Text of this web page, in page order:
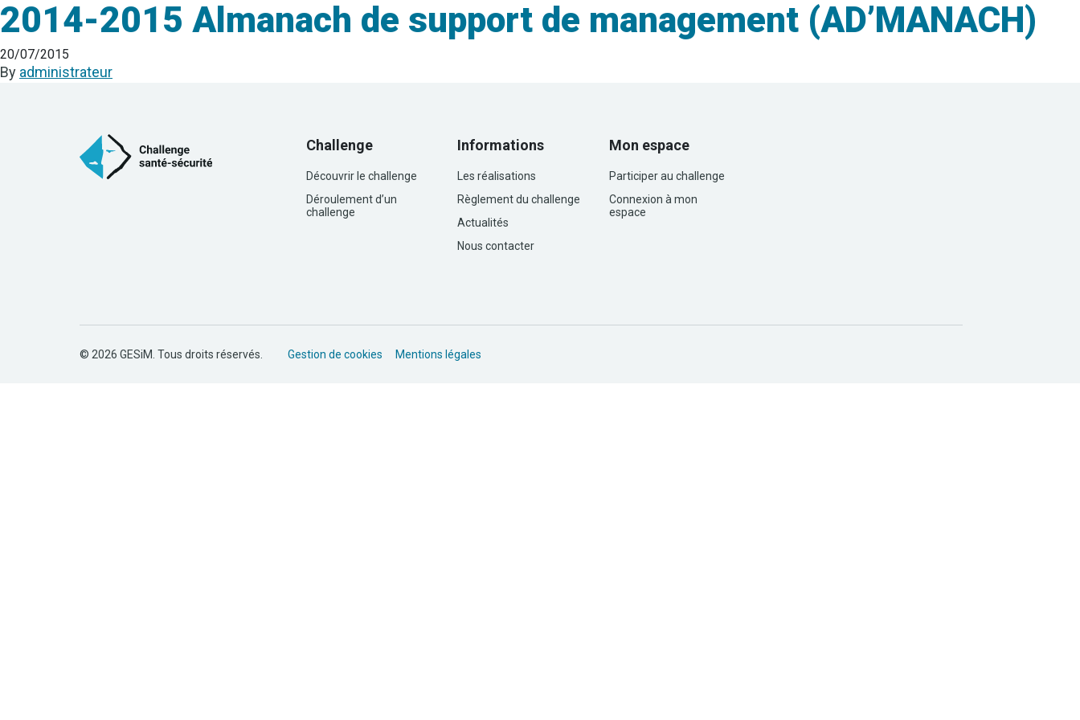
2014-2015 Almanach de support de management (AD’MANACH)
20/07/2015
By administrateur
Challenge
Découvrir le challenge
Déroulement d’un
challenge
Informations
Les réalisations
Règlement du challenge
Actualités
Nous contacter
Mon espace
Participer au challenge
Connexion à mon
espace
© 2026 GESiM. Tous droits réservés. Gestion de cookies Mentions légales